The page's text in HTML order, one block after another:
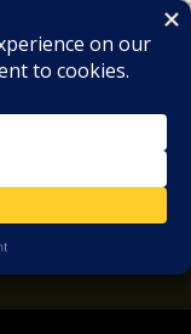
- MUSIC